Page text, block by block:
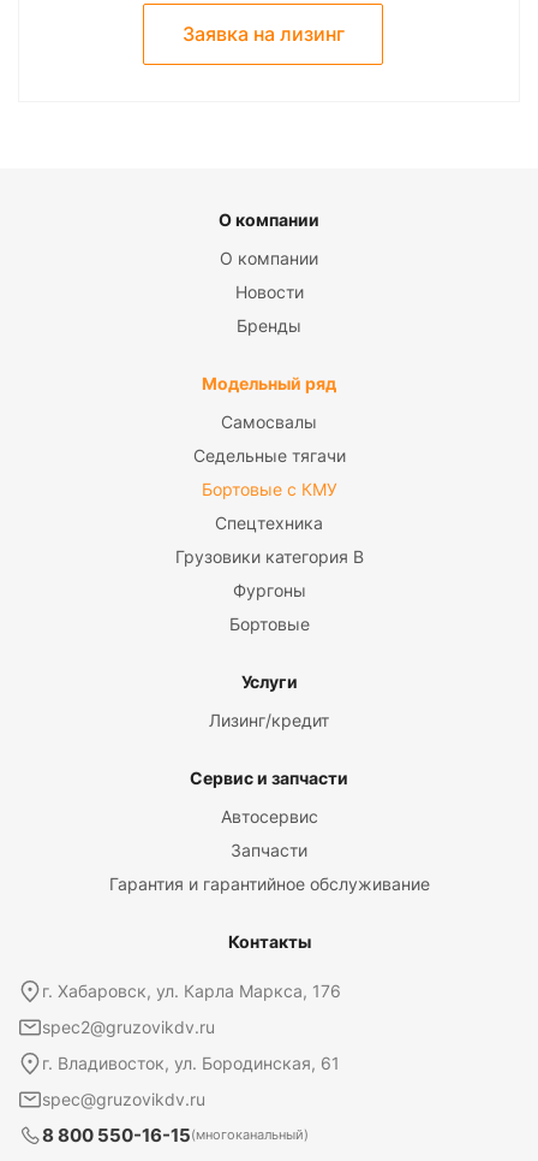
Заявка на лизинг
О компании
О компании
Новости
Бренды
Модельный ряд
Самосвалы
Седельные тягачи
Бортовые с КМУ
Спецтехника
Грузовики категория B
Фургоны
Бортовые
Услуги
Лизинг/кредит
Сервис и запчасти
Автосервис
Запчасти
Гарантия и гарантийное обслуживание
Контакты
г. Хабаровск, ул. Карла Маркса, 176
spec2@gruzovikdv.ru
г. Владивосток, ул. Бородинская, 61
spec@gruzovikdv.ru
8 800 550-16-15(многоканальный)